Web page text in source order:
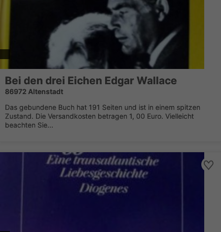
Bei den drei Eichen Edgar Wallace
86972 Altenstadt
Das gebundene Buch hat 191 Seiten und ist in einem spitzen
Zustand. Die Versandkosten betragen 1, 00 Euro. Vielleicht
beachten Sie...